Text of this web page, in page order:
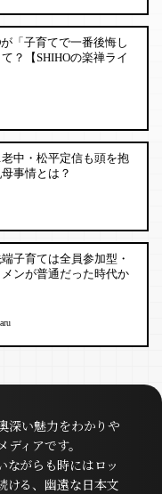
「子育てで一番後悔し
？【SHIHOの楽禅ライ
中・松平定信も頭を抱
事情とは？
子育ては全員参加型・
ンが普通だった時代か
深い魅力をわかりや
ィアです。
ながらも時にはロッ
ける、幽遠な日本文